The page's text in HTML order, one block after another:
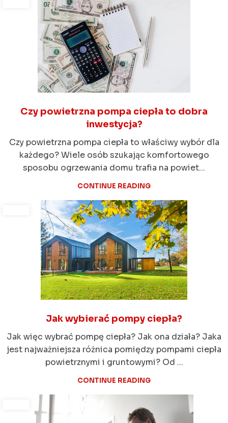
Czy powietrzna pompa ciepła to dobra
inwestycja?
Czy powietrzna pompa ciepła to właściwy wybór dla
każdego? Wiele osób szukając komfortowego
sposobu ogrzewania domu trafia na powiet...
CONTINUE READING
Jak wybierać pompy ciepła?
Jak więc wybrać pompę ciepła? Jak ona działa? Jaka
jest najważniejsza różnica pomiędzy pompami ciepła
powietrznymi i gruntowymi? Od ...
CONTINUE READING